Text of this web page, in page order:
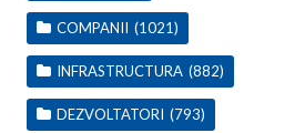
COMPANII (1021)
INFRASTRUCTURA (882)
DEZVOLTATORI (793)